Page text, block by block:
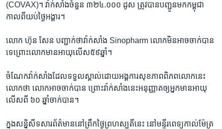
(COVAX)។ វ៉ាក់សាំង​ចំនួន​ ៣២៤.០០០ ដូស ត្រូវ​បាន​បញ្ជូន​មក​កម្ពុជា​
កាល​ពី​យប់​ថ្ងៃ​អង្គារ។
លោក​ ហ៊ុន សែន បញ្ជាក់​ថា​វ៉ាក់​សាំង​ Sinopharm លោក​មិន​អាច​ចាក់​បាន​
ទេ​ព្រោះ​លោក​មាន​អាយុ​លើស​៥៩​ឆ្នាំ។
ចំណែក​វ៉ាក់​សាំង​ដែល​ទទួល​ស្គាល់​ដោយ​អង្គការ​សុខភាព​ពិភព​លោក​នេះ
លោក​ថា ​លោក​អាច​ចាក់​បាន ព្រោះ​វ៉ាក់​សាំង​នេះ​អនុញ្ញាត​ឲ្យ​អ្នក​មាន​អាយុ​
លើស​ពី​ ៦០ ​ឆ្នាំ​ចាក់​បាន។
ក្នុង​សន្និសីទ​សារព័ត៌មាន​នៅ​ព្រឹក​ថ្ងៃ​ព្រហស្បតិ៍​នេះ នៅ​មន្ទីរ​ពេទ្យ​កាល់​ម៉ែត្រ​